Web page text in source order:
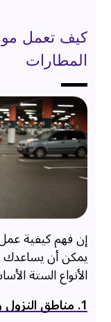
كيف تعمل
المطارات
إن فهم كيفية
يمكن أن يساعدك
الأنواع الستة
1. مناطق النزول والاستلام